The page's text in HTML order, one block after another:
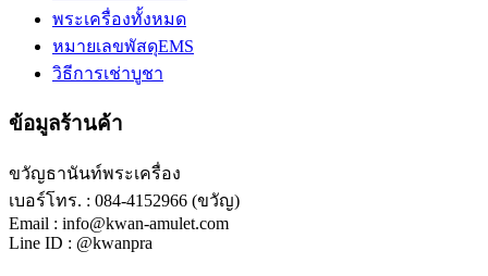
พระเครื่องทั้งหมด
หมายเลขพัสดุEMS
วิธีการเช่าบูชา
ข้อมูลร้านค้า
ขวัญธานันท์พระเครื่อง
เบอร์โทร. : 084-4152966 (ขวัญ)
Email : info@kwan-amulet.com
Line ID : @kwanpra